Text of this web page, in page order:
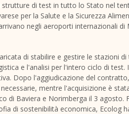
di test in tutto lo Stato nel
per la Salute e la Sicurezza
negli aeroporti internazionali di
di stabilire e gestire le stazioni
e l'analisi per l'intero ciclo di
Dopo l'aggiudicazione del
mentre l'acquisizione è
di Baviera e Norimberga il 3
di sostenibilità economica, Ecolog